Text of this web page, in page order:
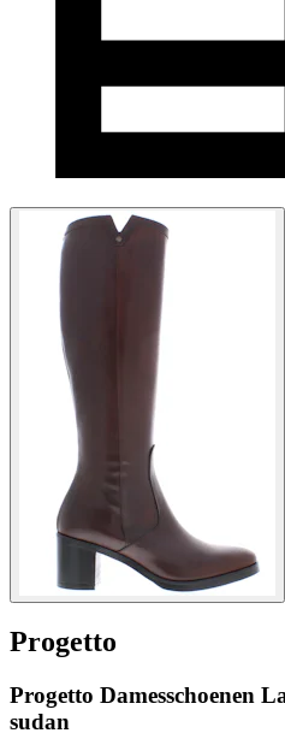
Progetto
Progetto Damesschoenen
sudan